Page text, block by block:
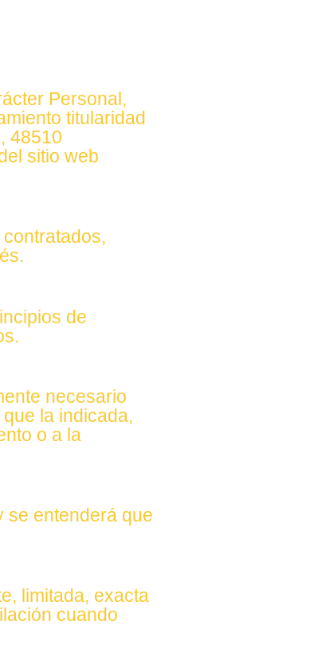
Personal,
titularidad
48510
sitio web
de
necesario
la indicada,
o a la
se entenderá que
limitada, exacta
cuando